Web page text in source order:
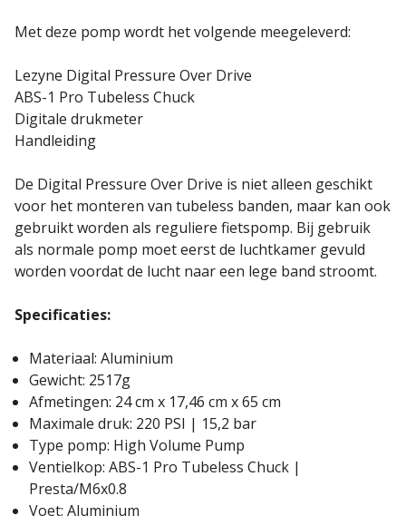
Met deze pomp wordt het volgende meegeleverd:
Lezyne Digital Pressure Over Drive
ABS-1 Pro Tubeless Chuck
Digitale drukmeter
Handleiding
De Digital Pressure Over Drive is niet alleen geschikt
voor het monteren van tubeless banden, maar kan ook
gebruikt worden als reguliere fietspomp. Bij gebruik
als normale pomp moet eerst de luchtkamer gevuld
worden voordat de lucht naar een lege band stroomt.
Specificaties:
Materiaal: Aluminium
Gewicht: 2517g
Afmetingen: 24 cm x 17,46 cm x 65 cm
Maximale druk: 220 PSI | 15,2 bar
Type pomp: High Volume Pump
Ventielkop: ABS-1 Pro Tubeless Chuck |
Presta/M6x0.8
Voet: Aluminium